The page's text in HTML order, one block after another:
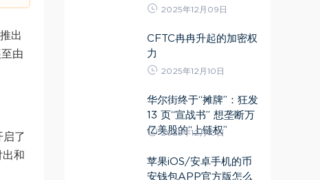
出
由
了
和
2025年12月09日
CFTC冉冉升起的加密权
力
2025年12月10日
华尔街终于“摊牌”：狂发
13 页“宣战书” 想垄断万
亿美股的“上链权”
2025年12月10日
苹果iOS/安卓手机的币
安钱包APP官方版怎么